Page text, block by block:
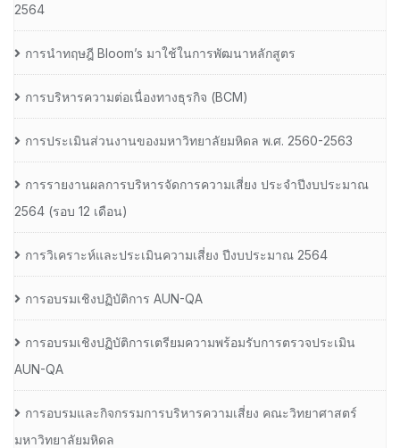
2564
การนำทฤษฎี Bloom’s มาใช้ในการพัฒนาหลักสูตร
การบริหารความต่อเนื่องทางธุรกิจ (BCM)
การประเมินส่วนงานของมหาวิทยาลัยมหิดล พ.ศ. 2560-2563
การรายงานผลการบริหารจัดการความเสี่ยง ประจำปีงบประมาณ
2564 (รอบ 12 เดือน)
การวิเคราะห์และประเมินความเสี่ยง ปีงบประมาณ 2564
การอบรมเชิงปฏิบัติการ AUN-QA
การอบรมเชิงปฏิบัติการเตรียมความพร้อมรับการตรวจประเมิน
AUN-QA
การอบรมและกิจกรรมการบริหารความเสี่ยง คณะวิทยาศาสตร์
มหาวิทยาลัยมหิดล